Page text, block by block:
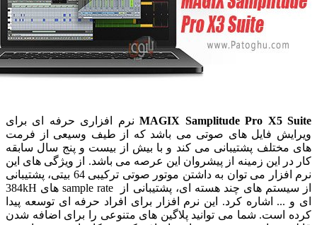
MAGIX Samplitude Pro X5نرم افزاری حرفه ای برای
فایل های صوتی می‌ باشد که از طیف وسیعی از فرمت
پشتیبانی می کند و با بیش از بیست و پنج سال سابقه
این زمینه از پیشروان این عرصه می باشد. از ویژگی های این
نرم افزار می توان به داشتن موتور صوتی ترکیبی 64 بیتی، پشتیبانی
از سیستم های چند هسته ای، پشتیبانی از sample rate های 384kH
اشاره کرد. این نرم افزار برای افراد حرفه ای توسعه پیدا
است. شما می توانید پلاگین های متنوعی را برای اضافه شدن